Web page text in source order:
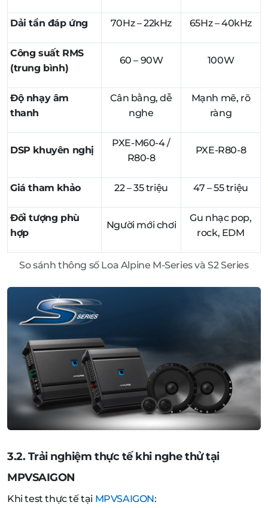
So sánh thông số Loa Alpine M-Series và S2 Series
Dải tần đáp ứng 70Hz – 22kHz 65Hz – 40kHz
Công suất RMS
(trung bình)
60 – 90W 100W
Độ nhạy âm
thanh
Cân bằng, dễ
nghe
Mạnh mẽ, rõ
ràng
DSP khuyên nghị
PXE-M60-4 /
R80-8
PXE-R80-8
Giá tham khảo 22 – 35 triệu 47 – 55 triệu
Đối tượng phù
hợp
Người mới chơi
Gu nhạc pop,
rock, EDM
3.2. Trải nghiệm thực tế khi nghe thử tại
MPVSAIGON
Khi test thực tế tại MPVSAIGON: